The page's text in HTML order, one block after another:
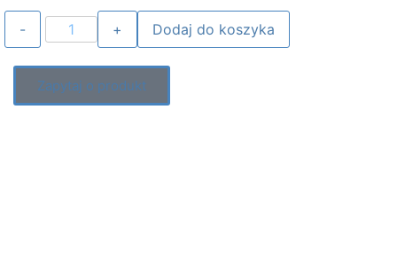
Dodaj do koszyka
Zapytaj o produkt